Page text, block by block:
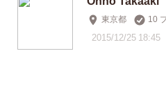
東京都 10
2015/12/25 18:45